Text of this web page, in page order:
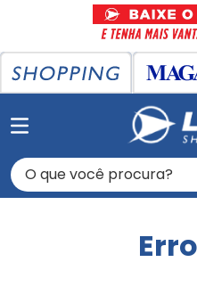
O que você procura?